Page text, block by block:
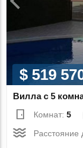
$ 519
Вилла с 5
Комнат:5